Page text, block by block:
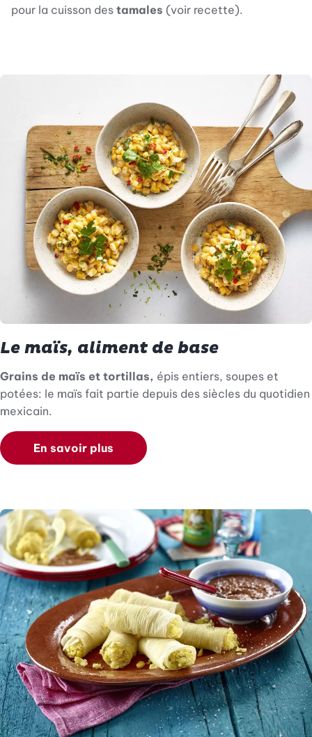
pour la cuisson des tamales (voir recette).
Le maïs, aliment de base
Grains de maïs et tortillas, épis entiers, soupes et
potées: le maïs fait partie depuis des siècles du quotidien
mexicain.
En savoir plus